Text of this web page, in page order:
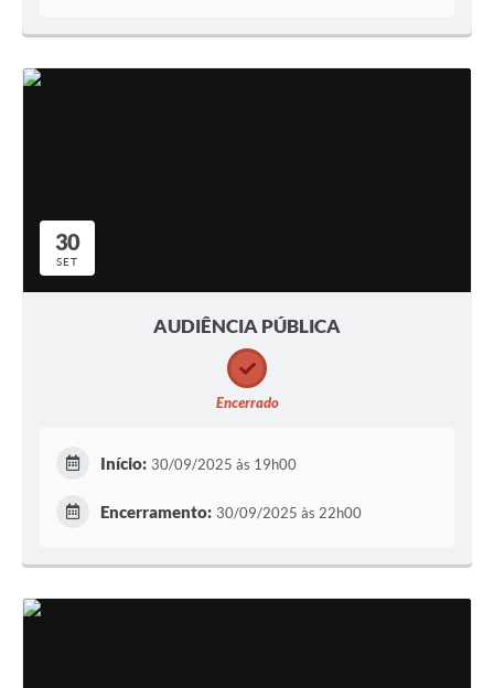
30
SET
AUDIÊNCIA PÚBLICA
Encerrado
Início: 30/09/2025 às 19h00
Encerramento: 30/09/2025 às 22h00